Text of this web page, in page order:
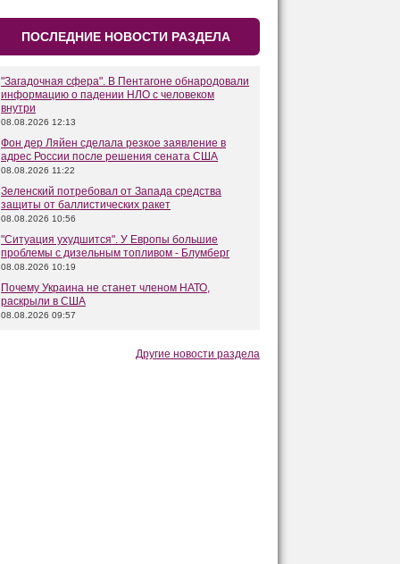
ПОСЛЕДНИЕ НОВОСТИ РАЗДЕЛА
"Загадочная сфера". В Пентагоне обнародовали
информацию о падении НЛО с человеком
внутри
08.08.2026 12:13
Фон дер Ляйен сделала резкое заявление в
адрес России после решения сената США
08.08.2026 11:22
Зеленский потребовал от Запада средства
защиты от баллистических ракет
08.08.2026 10:56
"Ситуация ухудшится". У Европы большие
проблемы с дизельным топливом - Блумберг
08.08.2026 10:19
Почему Украина не станет членом НАТО,
раскрыли в США
08.08.2026 09:57
Другие новости раздела